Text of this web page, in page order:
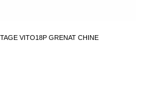
VITO18P GRENAT CHINE